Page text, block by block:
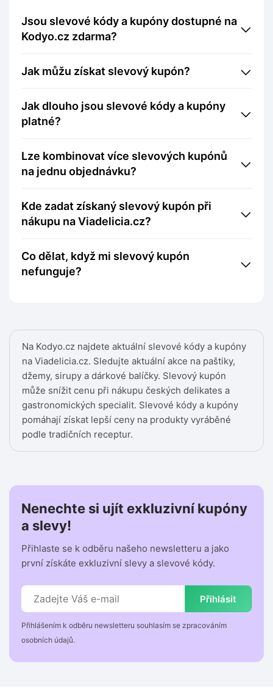
Na Kodyo.cz najdete aktuální slevové kódy a kupóny
na Viadelicia.cz. Sledujte aktuální akce na paštiky,
džemy, sirupy a dárkové balíčky. Slevový kupón
může snížit cenu při nákupu českých delikates a
gastronomických specialit. Slevové kódy a kupóny
pomáhají získat lepší ceny na produkty vyráběné
podle tradičních receptur.
Jsou slevové kódy a kupóny dostupné na
Kodyo.cz zdarma?
Jak můžu získat slevový kupón?
Jak dlouho jsou slevové kódy a kupóny
platné?
Lze kombinovat více slevových kupónů
na jednu objednávku?
Kde zadat získaný slevový kupón při
nákupu na Viadelicia.cz?
Co dělat, když mi slevový kupón
nefunguje?
Nenechte si ujít exkluzivní kupóny
a slevy!
Přihlaste se k odběru našeho newsletteru a jako
první získáte exkluzivní slevy a slevové kódy.
Přihlásit
Přihlášením k odběru newsletteru souhlasím se zpracováním
osobních údajů.